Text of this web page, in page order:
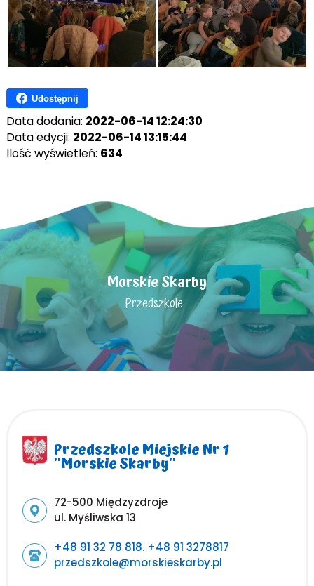
Udostępnij
Data dodania: 2022-06-14 12:24:30
Data edycji: 2022-06-14 13:15:44
Ilość wyświetleń: 634
Morskie Skarby
Przedszkole
Przedszkole Miejskie Nr 1
''Morskie Skarby''
Adres pocztowy:
72-500 Międzyzdroje
ul. Myśliwska 13
+48 91 32 78 818. +48 91 3278817
przedszkole@morskieskarby.pl